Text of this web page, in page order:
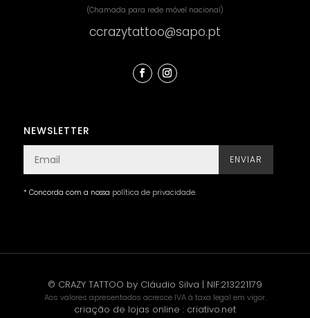
(Chamada para rede móvel nacional)
ccrazytattoo@sapo.pt
NEWSLETTER
ENVIAR
* Concorda com a nossa política de privacidade.
© CRAZY TATTOO by Cláudio Silva | NIF:213221179
Aos valores apresentados acresce IVA à taxa legal em vigor.
criação de lojas online : criativo.net